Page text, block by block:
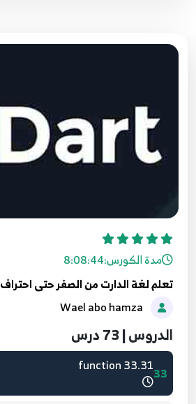
مدة الكورس:8:08:44
تعلم لغة الدارت من الصفر حتى احتراف 2022
الدروس | 73 درس
28
28.26 Map Part 2
29
29.27 - dyanmic varibles
30
30.28 - final and const
31.29 - Set
32.30 -Convert between List Map Set
33
33.31 function